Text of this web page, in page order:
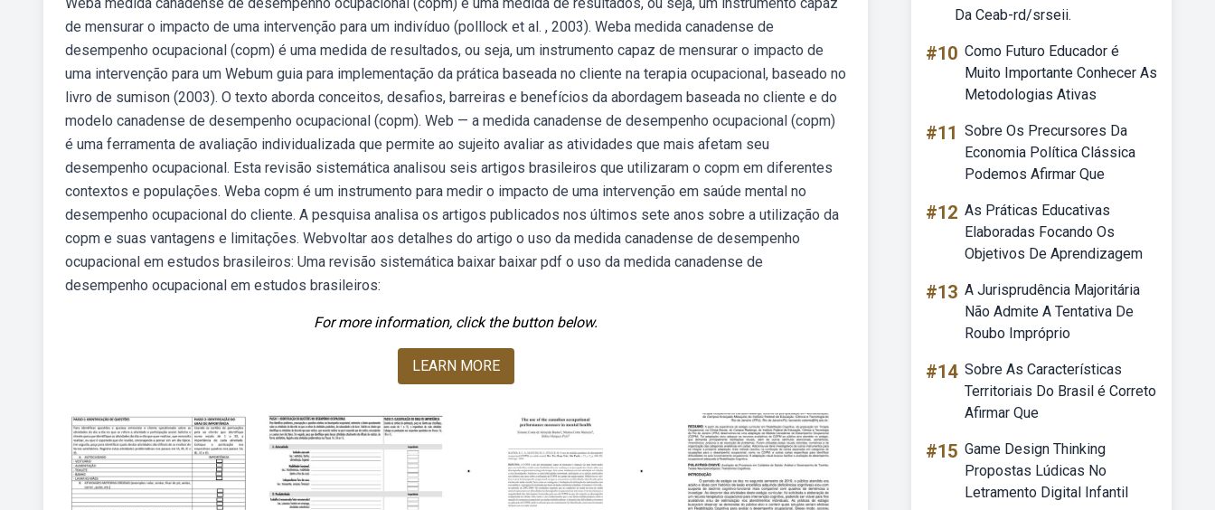
de mensurar o impacto de uma intervenção para um indivíduo (polllock et al. , 2003). Weba medida canadense de
desempenho ocupacional (copm) é uma medida de resultados, ou seja, um instrumento capaz de mensurar o impacto de
uma intervenção para um Webum guia para implementação da prática baseada no cliente na terapia ocupacional, baseado no
livro de sumison (2003). O texto aborda conceitos, desafios, barreiras e benefícios da abordagem baseada no cliente e do
modelo canadense de desempenho ocupacional (copm). Web — a medida canadense de desempenho ocupacional (copm)
é uma ferramenta de avaliação individualizada que permite ao sujeito avaliar as atividades que mais afetam seu
desempenho ocupacional. Esta revisão sistemática analisou seis artigos brasileiros que utilizaram o copm em diferentes
contextos e populações. Weba copm é um instrumento para medir o impacto de uma intervenção em saúde mental no
desempenho ocupacional do cliente. A pesquisa analisa os artigos publicados nos últimos sete anos sobre a utilização da
copm e suas vantagens e limitações. Webvoltar aos detalhes do artigo o uso da medida canadense de desempenho
ocupacional em estudos brasileiros: Uma revisão sistemática baixar baixar pdf o uso da medida canadense de
desempenho ocupacional em estudos brasileiros:
For more information, click the button below.
LEARN MORE
Da Ceab-rd/srseii.
#10 Como Futuro Educador é
Muito Importante Conhecer As
Metodologias Ativas
#11 Sobre Os Precursores Da
Economia Política Clássica
Podemos Afirmar Que
#12 As Práticas Educativas
Elaboradas Focando Os
Objetivos De Aprendizagem
#13 A Jurisprudência Majoritária
Não Admite A Tentativa De
Roubo Impróprio
#14 Sobre As Características
Territoriais Do Brasil é Correto
Afirmar Que
#15 Game Design Thinking
Propostas Lúdicas No
Letramento Digital Infantil